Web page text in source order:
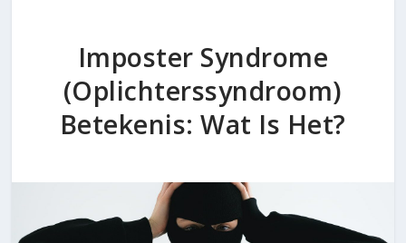
Imposter Syndrome
(Oplichterssyndroom)
Betekenis: Wat Is Het?